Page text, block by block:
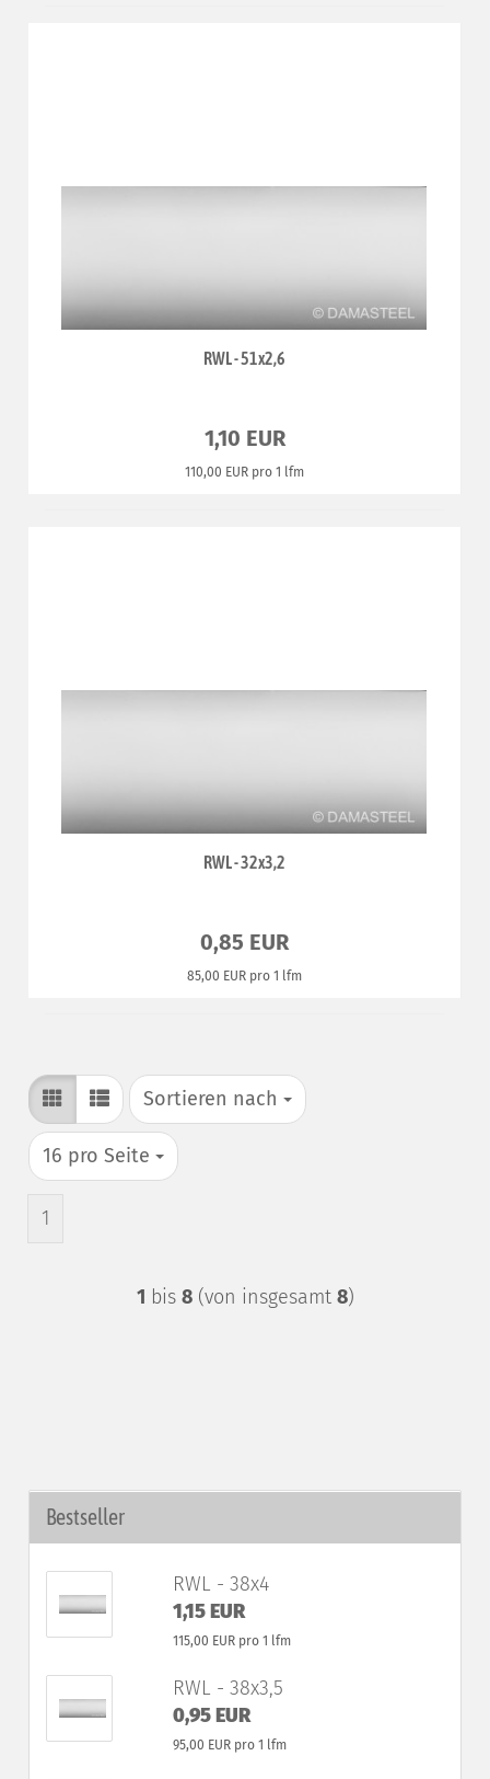
RWL - 51x2,6
1,10 EUR
110,00 EUR pro 1 lfm
RWL - 32x3,2
0,85 EUR
85,00 EUR pro 1 lfm
Sortieren nach
Sortieren nach
16 pro Seite
pro Seite
1
1 bis 8(von insgesamt 8)
Bestseller
RWL - 38x4
1,15 EUR
115,00 EUR pro 1 lfm
RWL - 38x3,5
0,95 EUR
95,00 EUR pro 1 lfm